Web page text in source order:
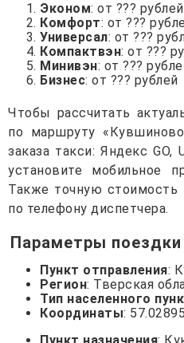
Эконом: от ??? рублей
Комфорт: от ???
Универсал: от ???
Компактвэн: от ???
Минивэн: от ???
Бизнес: от ??? рублей
Чтобы рассчитать
по маршруту
заказа такси: Яндекс
установите мобильное
Также точную стоимость
по телефону диспетчера.
Параметры
Пункт отправления:
Регион: Тверская
Тип населенного
Координаты: